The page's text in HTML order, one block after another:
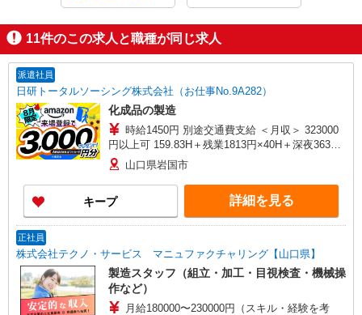
11件のこの求人と職種が同じ求人
派遣社員
日研トータルソーシング株式会社（お仕事No.9A282）
化成品の製造
時給1450円 別途交通費支給 ＜月収＞ 323000
円以上可 159.83H＋残業1813円×40H＋深夜363円
×53.28H
山口県岩国市
キープ 詳細を見る
正社員
株式会社テクノ・サービス マニュファクチャリング【山口県】
製造スタッフ（組立・加工・目視検査・機械操
作など）
月給180000〜230000円（スキル・経験を考